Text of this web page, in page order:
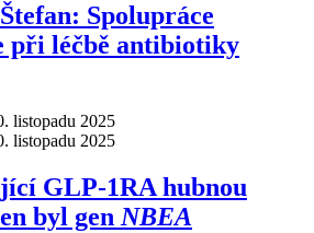
Spolupráce
při léčbě antibiotiky
listopadu 2025
listopadu 2025
GLP-1RA hubnou
byl gen NBEA